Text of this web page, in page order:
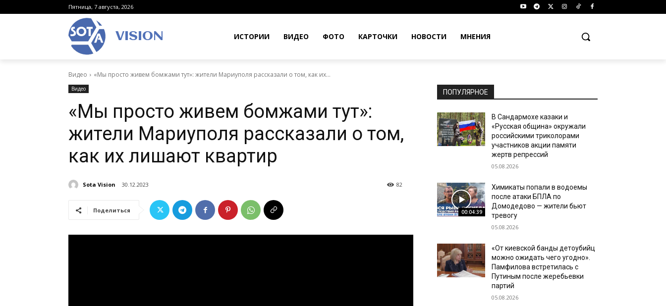
Пятница, 7 августа, 2026
VISION ИСТОРИИ ВИДЕО ФОТО КАРТОЧКИ НОВОСТИ МНЕНИЯ
Видео «Мы просто живем бомжами тут»: жители Мариуполя рассказали о том, как их...
Видео
«Мы просто живем бомжами тут»:
жители Мариуполя рассказали о том,
как их лишают квартир
Sota Vision 30.12.2023 82
Поделиться
ПОПУЛЯРНОЕ
В Сандармохе казаки и
«Русская община» окружали
российскими триколорами
участников акции памяти
жертв репрессий
05.08.2026
00:04:39
Химикаты попали в водоемы
после атаки БПЛА по
Домодедово — жители бьют
тревогу
05.08.2026
«От киевской банды детоубийц
можно ожидать чего угодно».
Памфилова встретилась с
Путиным после жеребьевки
партий
05.08.2026